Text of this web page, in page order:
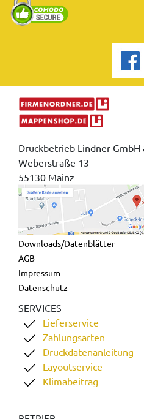
Druckbetrieb Lindner GmbH
Weberstraße 13
55130 Mainz
Downloads/Datenblätter
AGB
Impressum
Datenschutz
SERVICES
Lieferservice
Zahlungsarten
Druckdatenanleitung
Layoutservice
Klimabeitrag